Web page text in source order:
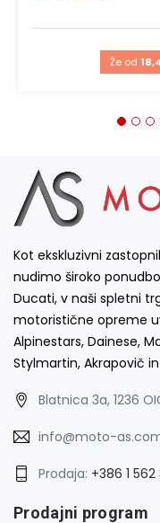
Že od
Kot ekskluzivni
nudimo široko
Ducati, v naši spletni
motoristične opreme
Alpinestars, Dainese,
Stylmartin, Akrapovič
Blatnica 3a, 1236
info@moto-
Prodaja: +386 1
Prodajni program